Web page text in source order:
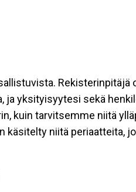
Rekisterinpitäjä
ja yksityisyytesi sekä
kuin tarvitsemme niitä
niitä periaatteita,